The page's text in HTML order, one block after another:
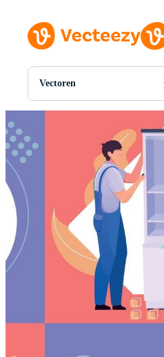
Vectoren
Alle Afbeeldingen
Sjablonen
Vectoren
Motion graphics
Redactionele Afbeeldingen
Redactionele Evenementen